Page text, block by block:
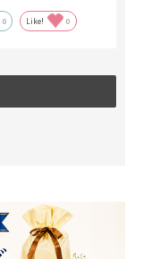
0 Like! 0